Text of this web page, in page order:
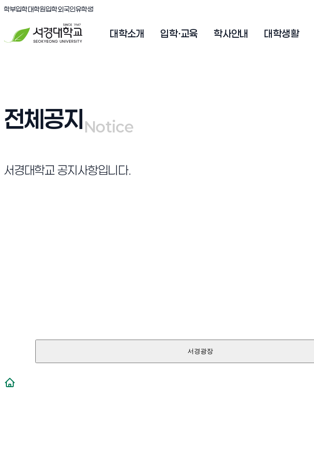
서경대학교
학부입학(새창 열림)
대학원입학(새창 열림)
외국인유학생(새창 열림)
대학소개 입학·교육 학사안내 대학생활
전체공지 Notice
Notice
서경대학교 공지사항입니다.
서경광장